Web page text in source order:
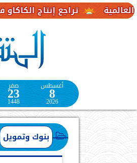
تراجع إنتاج الكاكاو في
أغسطس
8
2026
صفر
23
1448
بنوك وتمويل